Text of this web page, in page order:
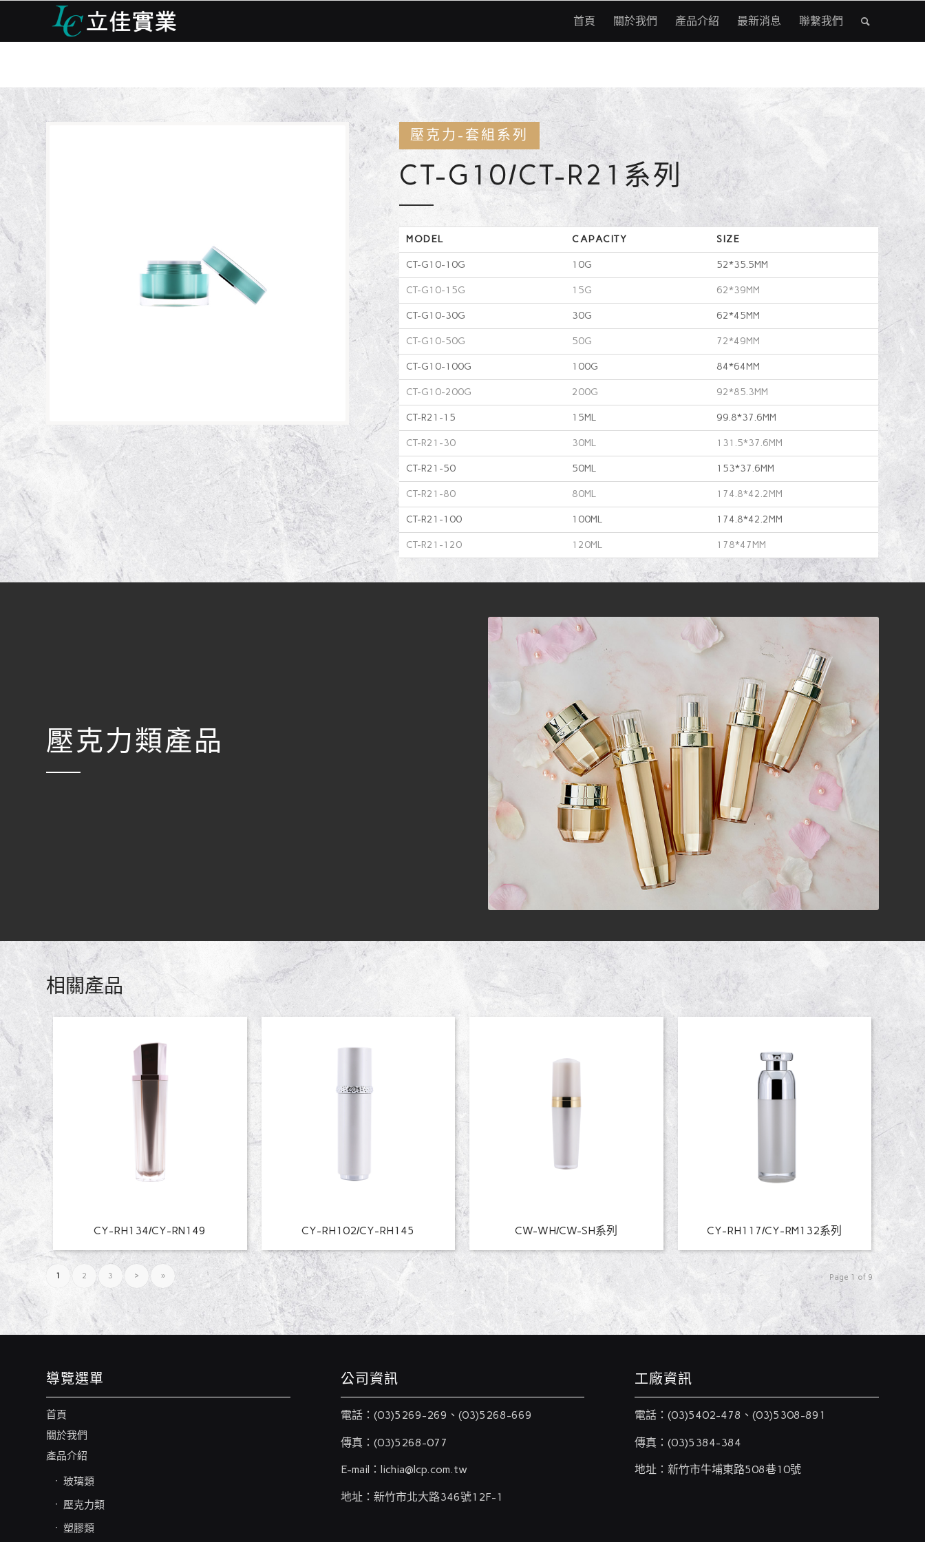
首頁 關於我們 產品介紹 最新消息 聯繫我們
壓克力-套組系列
CT-G10/CT-R21系列
MODEL CAPACITY SIZE
CT-G10-10G 10G 52*35.5MM
CT-G10-15G 15G 62*39MM
CT-G10-30G 30G 62*45MM
CT-G10-50G 50G 72*49MM
CT-G10-100G 100G 84*64MM
CT-G10-200G 200G 92*85.3MM
CT-R21-15 15ML 99.8*37.6MM
CT-R21-30 30ML 131.5*37.6MM
CT-R21-50 50ML 153*37.6MM
CT-R21-80 80ML 174.8*42.2MM
CT-R21-100 100ML 174.8*42.2MM
CT-R21-120 120ML 178*47MM
壓克力類產品
相關產品
CY-RH134/CY-RN149 CY-RH102/CY-RH145 CW-WH/CW-SH系列 CY-RH117/CY-RM132系列
Page 1 of 9
1 2 3 › »
導覽選單
首頁
關於我們
產品介紹
玻璃類
壓克力類
塑膠類
公司資訊
電話： (03)5269-269 、 (03)5268-669
傳真：(03)5268-077
E-mail： lichia@lcp.com.tw
地址：新竹市北大路346號12F-1
工廠資訊
電話：(03)5402-478 、(03)5308-891
傳真：(03)5384-384
地址：新竹市牛埔東路508巷10號